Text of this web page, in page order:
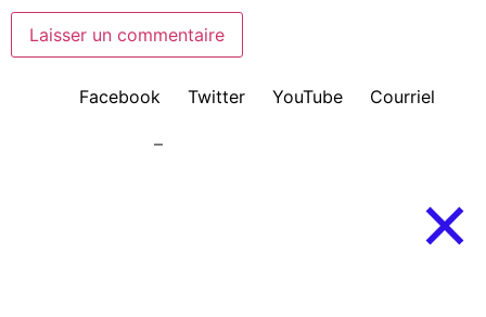
Facebook Twitter YouTube Courriel
–